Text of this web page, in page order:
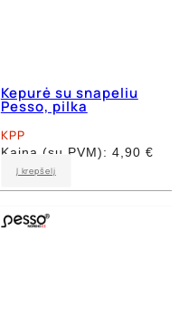
Kepurė su snapeliu
Pesso, pilka
KPP
Kaina (su PVM): 4,90 €
Į krepšelį